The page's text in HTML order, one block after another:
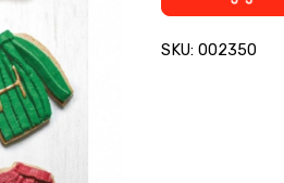
quantity
SKU: 002350